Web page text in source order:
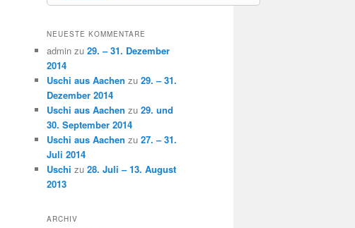
NEUESTE KOMMENTARE
admin zu 29. – 31. Dezember
2014
Uschi aus Aachen zu 29. – 31.
Dezember 2014
Uschi aus Aachen zu 29. und
30. September 2014
Uschi aus Aachen zu 27. – 31.
Juli 2014
Uschi zu 28. Juli – 13. August
2013
ARCHIV